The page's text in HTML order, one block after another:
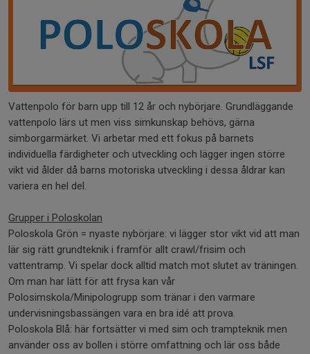
Vattenpolo för barn upp till 12 år och nybörjare. Grundläggande
vattenpolo lärs ut men viss simkunskap behövs, gärna
simborgarmärket. Vi arbetar med ett fokus på barnets
individuella färdigheter och utveckling och lägger ingen större
vikt vid ålder då barns motoriska utveckling i dessa åldrar kan
variera en hel del.
Grupper i Poloskolan
Poloskola Grön = nyaste nybörjare: vi lägger stor vikt vid att man
lär sig rätt grundteknik i framför allt crawl/frisim och
vattentramp. Vi spelar dock alltid match mot slutet av träningen.
Om man har lätt för att frysa kan vår
Polosimskola/Minipologrupp som tränar i den varmare
undervisningsbassängen vara en bra idé att prova.
Poloskola Blå: här fortsätter vi med sim och trampteknik men
använder oss av bollen i större omfattning och lär oss både